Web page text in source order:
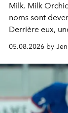
Milk. Milk
noms sont
Derrière eux,
une approche
Commodity.
05.08.2026 by